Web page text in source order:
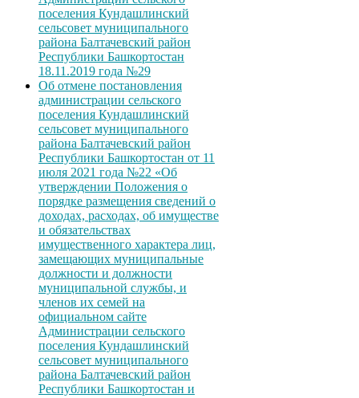
поселения Кундашлинский
сельсовет муниципального
района Балтачевский район
Республики Башкортостан
18.11.2019 года №29
Об отмене постановления
администрации сельского
поселения Кундашлинский
сельсовет муниципального
района Балтачевский район
Республики Башкортостан от 11
июля 2021 года №22 «Об
утверждении Положения о
порядке размещения сведений о
доходах, расходах, об имуществе
и обязательствах
имущественного характера лиц,
замещающих муниципальные
должности и должности
муниципальной службы, и
членов их семей на
официальном сайте
Администрации сельского
поселения Кундашлинский
сельсовет муниципального
района Балтачевский район
Республики Башкортостан и